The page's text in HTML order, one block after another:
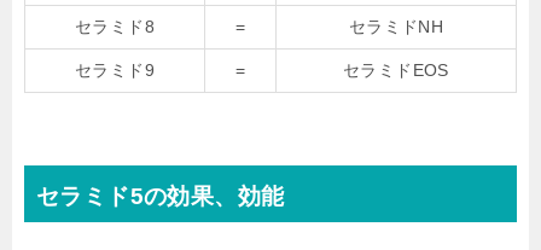
セラミド8 = セラミドNH
セラミド9 = セラミドEOS
セラミド5の効果、効能